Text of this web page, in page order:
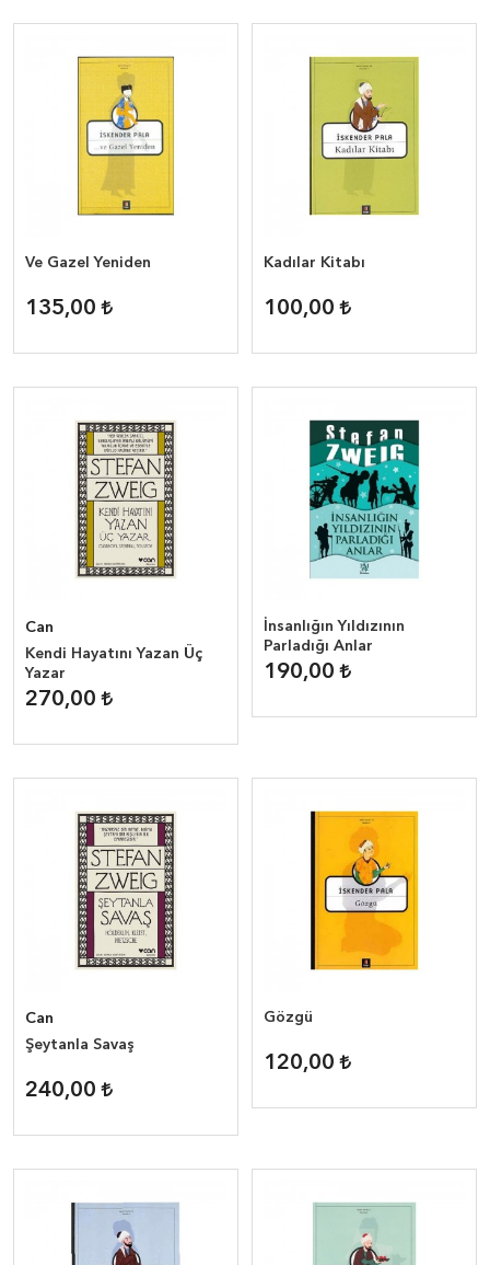
Ve Gazel Yeniden
135,00
Kadılar Kitabı
100,00
Can
Kendi Hayatını Yazan Üç
Yazar
270,00
İnsanlığın Yıldızının
Parladığı Anlar
190,00
Can
Şeytanla Savaş
240,00
Gözgü
120,00